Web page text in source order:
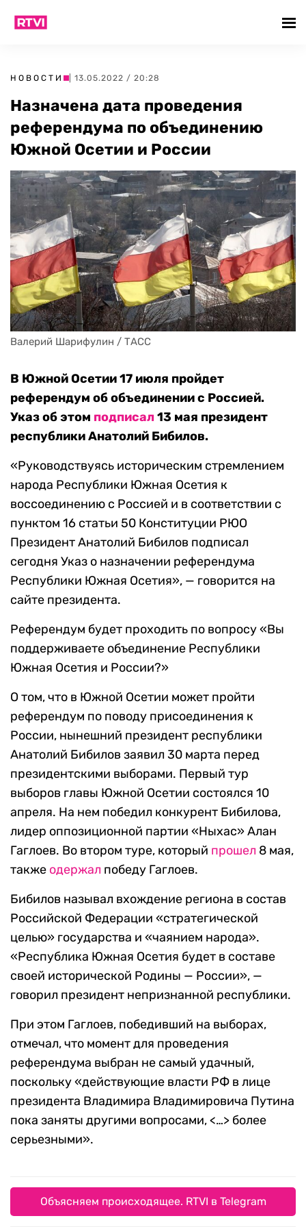
НОВОСТИ | 13.05.2022 / 20:28
Назначена дата проведения
референдума по объединению
Южной Осетии и России
Валерий Шарифулин / ТАСС
В Южной Осетии 17 июля пройдет
референдум об объединении с Россией.
Указ об этом подписал13 мая президент
республики Анатолий Бибилов.
«Руководствуясь историческим стремлением
народа Республики Южная Осетия к
воссоединению с Россией и в соответствии с
пунктом 16 статьи 50 Конституции РЮО
Президент Анатолий Бибилов подписал
сегодня Указ о назначении референдума
Республики Южная Осетия», — говорится на
сайте президента.
Референдум будет проходить по вопросу «Вы
поддерживаете объединение Республики
Южная Осетия и России?»
О том, что в Южной Осетии может пройти
референдум по поводу присоединения к
России, нынешний президент республики
Анатолий Бибилов заявил 30 марта перед
президентскими выборами. Первый тур
выборов главы Южной Осетии состоялся 10
апреля. На нем победил конкурент Бибилова,
лидер оппозиционной партии «Ныхас» Алан
Гаглоев. Во втором туре, который прошел 8 мая,
также одержал победу Гаглоев.
Бибилов называл вхождение региона в состав
Российской Федерации «стратегической
целью» государства и «чаянием народа».
«Республика Южная Осетия будет в составе
своей исторической Родины — России», —
говорил президент непризнанной республики.
При этом Гаглоев, победивший на выборах,
отмечал, что момент для проведения
референдума выбран не самый удачный,
поскольку «действующие власти РФ в лице
президента Владимира Владимировича Путина
пока заняты другими вопросами, <…> более
серьезными».
Объясняем происходящее. RTVI в Telegram